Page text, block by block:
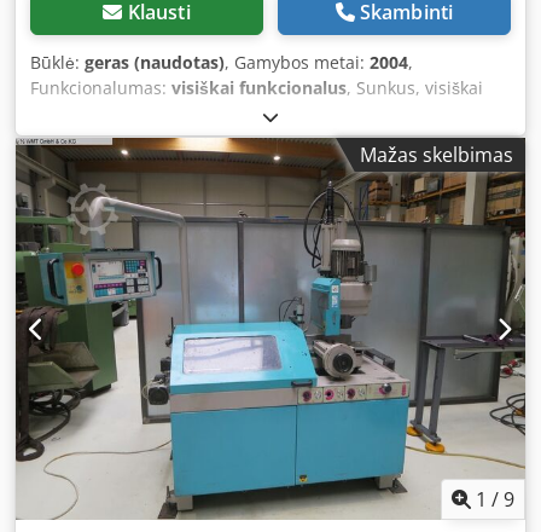
Klausti Skambinti
Būklė: geras (naudotas), Gamybos metai: 2004,
Funkcionalumas: visiškai funkcionalus, Sunkus, visiškai
hidraulinis CNC juostinis pjūklas skirtas automatiškai ir
ekonomiškai pjauti vientisą ir profiliuotą medžiagą.
Pagrindinės savybės: - Pjovimo plotas: apvalus – 410 mm
arba plokščias – 410 x 410 mm - Moderni 2 ašių CNC
valdymo sistema - Juostos eigos stebėjimas su automatiniu
padavimų reguliavimu - Automatinis pradinio pjūvio
įrenginys, minimalus likusio gabalo ilgis – 15 mm - Besiūlis,
dažnio reguliuojamas pjovimo variklis - Įtempimo
reguliavimas plonasiurėms vamzdžiams ir profilams -
Hidrauliniu būdu varomas drožlių šalinimo įrenginys
Crsdpfxozl Ulps Ai Aof - Automatinis dvipusis pjovimo
juostos pakėlimo įrenginys - Hidraulinis pjovimo juostos
įtempimas - Medžiagos padavimas naudojant tikslią
rutulinę sraigtinę ir tiesinę kreiptuvę Variklio galia: 5,5 kW
Darbinis aukštis: 730 mm Dažymo spalva: platinos pilka
RAL 7036 ir turkis RAL 5018 Komplekte: 1 bimetalinė
pjovimo juosta 6150 x 41 x 1,3 mm
Mažas skelbimas
1 /9